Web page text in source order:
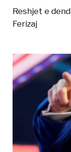
Reshjet e
Ferizaj